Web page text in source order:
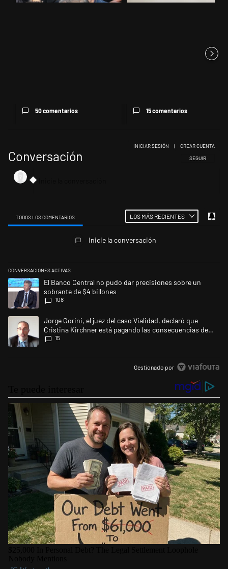
50 comentarios 15 comentarios
Conversación SIGA ESTA
SEGUIR
INICIAR SESIÓN | CREAR CUENTA
TODOS LOS COMENTARIOS LOS MÁS RECIENTES
Inicie la conversación
CONVERSACIONES ACTIVAS
Este listado muestra los artículos con más comentarios en los últimos
Un artículo de tendencia con el título "El Banco Central no pudo dar
El Banco Central no pudo dar precisiones sobre un
sobrante de $4 billones
108
Un artículo de tendencia con el título "Jorge Gorini, el juez del caso
Jorge Gorini, el juez del caso Vialidad, declaró que
Cristina Kirchner está pagando las consecuencias de
cometer "un delito comprobado"
15
Gestionado por